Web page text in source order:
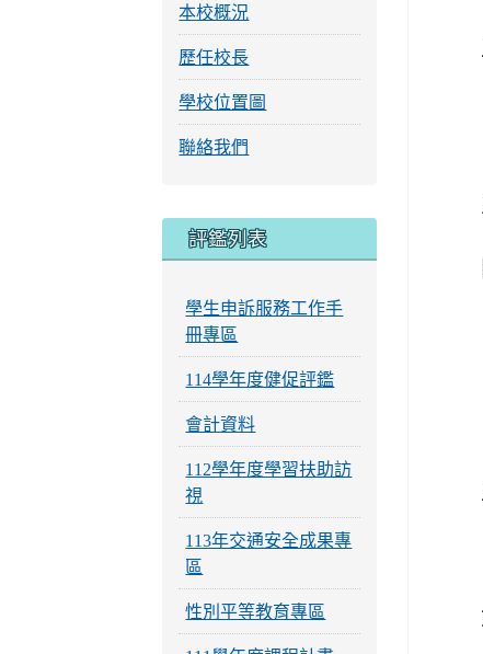
本校概況
歷任校長
學校位置圖
聯絡我們
評鑑列表
學生申訴服務工作手
冊專區
114學年度健促評鑑
會計資料
112學年度學習扶助訪
視
113年交通安全成果專
區
性別平等教育專區